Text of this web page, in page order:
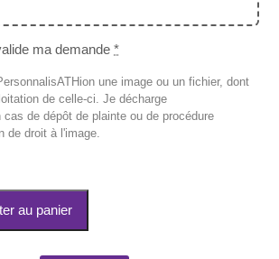
ma demande *
une image ou un fichier, dont
de celle-ci. Je décharge
cas de dépôt de plainte ou de procédure
de droit à l'image.
au panier